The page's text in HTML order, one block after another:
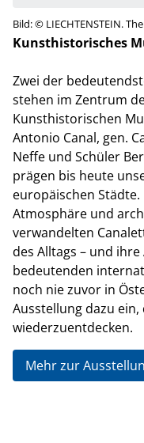
Bild: © LIECHTENSTEIN.
Kunsthistorisches
Zwei der
stehen im Zentrum
Kunsthistorischen
Antonio Canal, gen.
Neffe und Schüler
prägen bis heute
europäischen
Atmosphäre und
verwandelten
des Alltags – und
bedeutenden
noch nie zuvor in
Ausstellung dazu
wiederzuentdecken.
Mehr zur